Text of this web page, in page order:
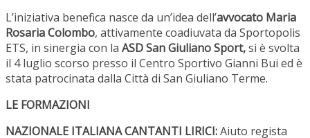
L’iniziativa benefica nasce da un’idea dell’avvocato Maria
Rosaria Colombo, attivamente coadiuvata da Sportopolis
ETS, in sinergia con la ASD San Giuliano Sport,si è svolta
il 4 luglio scorso presso il Centro Sportivo Gianni Bui ed è
stata patrocinata dalla Città di San Giuliano Terme.
LE FORMAZIONI
NAZIONALE ITALIANA CANTANTI LIRICI:Aiuto regista